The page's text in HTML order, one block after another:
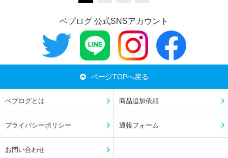
ベプログ 公式SNSアカウント
ページTOPへ戻る
ベプログとは 商品追加依頼
プライバシーポリシー 通報フォーム
お問い合わせ